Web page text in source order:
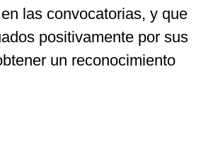
las convocatorias, y que
positivamente por sus
un reconocimiento